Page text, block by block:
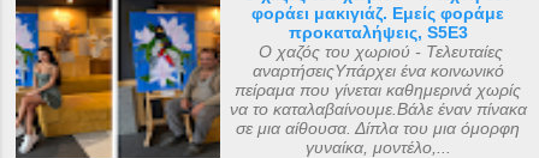
φοράει μακιγιάζ. Εμείς φοράμε
προκαταλήψεις, S5E3
Ο χαζός του χωριού - Τελευταίες
αναρτήσειςΥπάρχει ένα κοινωνικό
πείραμα που γίνεται καθημερινά χωρίς
να το καταλαβαίνουμε.Βάλε έναν πίνακα
σε μια αίθουσα. Δίπλα του μια όμορφη
γυναίκα, μοντέλο,...